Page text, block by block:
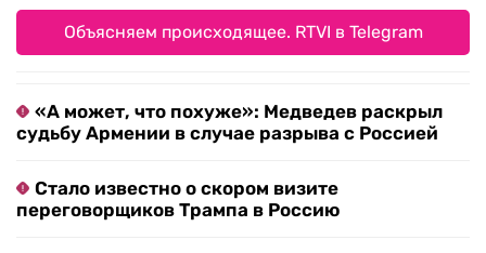
Объясняем происходящее. RTVI в Telegram
«А может, что похуже»: Медведев раскрыл
судьбу Армении в случае разрыва с Россией
Стало известно о скором визите
переговорщиков Трампа в Россию